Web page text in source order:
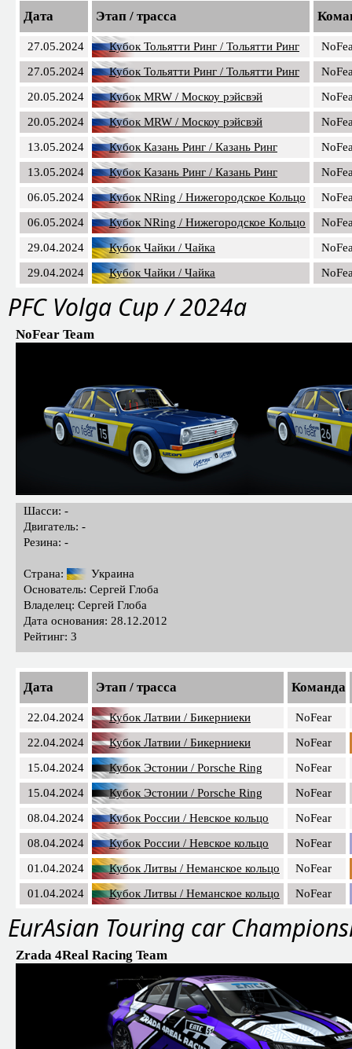
Дата Этап / трасса
27.05.2024 Кубок Тольятти Ринг / Тольятти Ринг
27.05.2024
Кубок Тольятти Ринг / Тольятти Ринг
20.05.2024
Кубок MRW / Москоу рэйсвэй
20.05.2024
Кубок MRW / Москоу рэйсвэй
13.05.2024
Кубок Казань Ринг / Казань Ринг
13.05.2024
Кубок Казань Ринг / Казань Ринг
06.05.2024
Кубок NRing / Нижегородское Кольцо
06.05.2024
Кубок NRing / Нижегородское Кольцо
29.04.2024
Кубок Чайки / Чайка
29.04.2024
Кубок Чайки / Чайка
PFС Volga Cup / 2024a
NoFear Team
Шасси: -
Двигатель: -
Резина: -
Страна:
Украина
Основатель: Сергей Глоба
Владелец: Сергей Глоба
Дата основания: 28.12.2012
Рейтинг: 3
Дата Этап / трасса Команда
22.04.2024 Кубок Латвии / Бикерниеки
NoFear
22.04.2024
Кубок Латвии / Бикерниеки
NoFear
15.04.2024
Кубок Эстонии / Porsche Ring
NoFear
15.04.2024
Кубок Эстонии / Porsche Ring
NoFear
08.04.2024
Кубок России / Невское кольцо
NoFear
08.04.2024
Кубок России / Невское кольцо
NoFear
01.04.2024
Кубок Литвы / Неманское кольцо
NoFear
01.04.2024
Кубок Литвы / Неманское кольцо NoFear
EurAsian Touring car
Zrada 4Real Racing Team